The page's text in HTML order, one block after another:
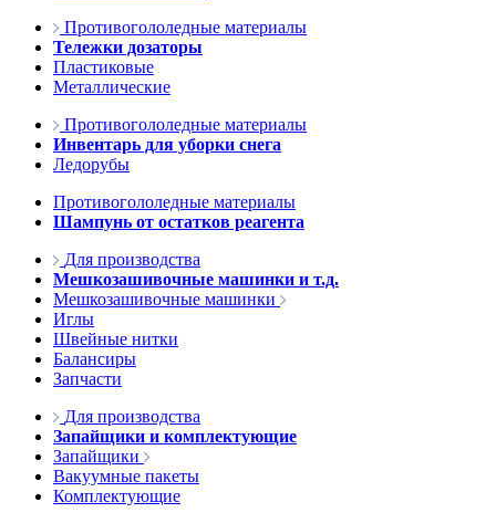
Противогололедные материалы
Тележки дозаторы
Пластиковые
Металлические
Противогололедные материалы
Инвентарь для уборки снега
Ледорубы
Противогололедные материалы
Шампунь от остатков реагента
Для производства
Мешкозашивочные машинки и т.д.
Мешкозашивочные машинки
Иглы
Швейные нитки
Балансиры
Запчасти
Для производства
Запайщики и комплектующие
Запайщики
Вакуумные пакеты
Комплектующие